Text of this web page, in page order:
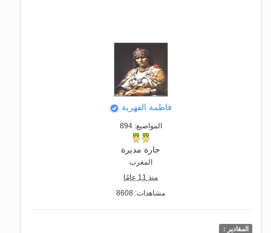
فاطمة الفهرية
المواضيع: 894
جارة مديرة
المغرب
منذ 11 عامًا
مشاهدات: 8608
المقادير :